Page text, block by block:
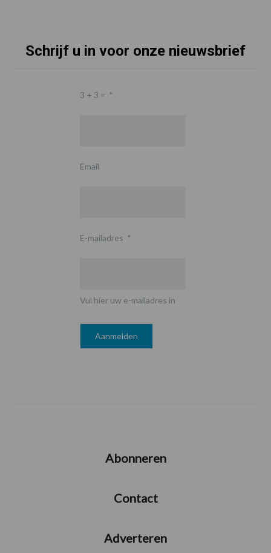
Schrijf u in voor onze nieuwsbrief
3 + 3 = *
Email
E-mailadres *
Vul hier uw e-mailadres in
Abonneren
Contact
Adverteren